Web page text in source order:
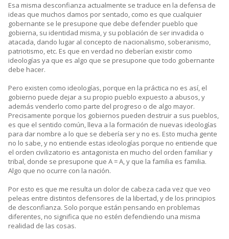
Esa misma desconfianza actualmente se traduce en la defensa de
ideas que muchos damos por sentado, como es que cualquier
gobernante se le presupone que debe defender pueblo que
gobierna, su identidad misma, y su población de ser invadida o
atacada, dando lugar al concepto de nacionalismo, soberanismo,
patriotismo, etc. Es que en verdad no deberían existir como
ideologías ya que es algo que se presupone que todo gobernante
debe hacer.
Pero existen como ideologías, porque en la práctica no es así, el
gobierno puede dejar a su propio pueblo expuesto a abusos, y
además venderlo como parte del progreso o de algo mayor.
Precisamente porque los gobiernos pueden destruir a sus pueblos,
es que el sentido común, lleva a la formación de nuevas ideologías
para dar nombre a lo que se debería ser y no es. Esto mucha gente
no lo sabe, y no entiende estas ideologías porque no entiende que
el orden civilizatorio es antagonista en mucho del orden familiar y
tribal, donde se presupone que A = A, y que la familia es familia.
Algo que no ocurre con la nación.
Por esto es que me resulta un dolor de cabeza cada vez que veo
peleas entre distintos defensores de la libertad, y de los principios
de desconfianza. Solo porque están pensando en problemas
diferentes, no significa que no estén defendiendo una misma
realidad de las cosas.